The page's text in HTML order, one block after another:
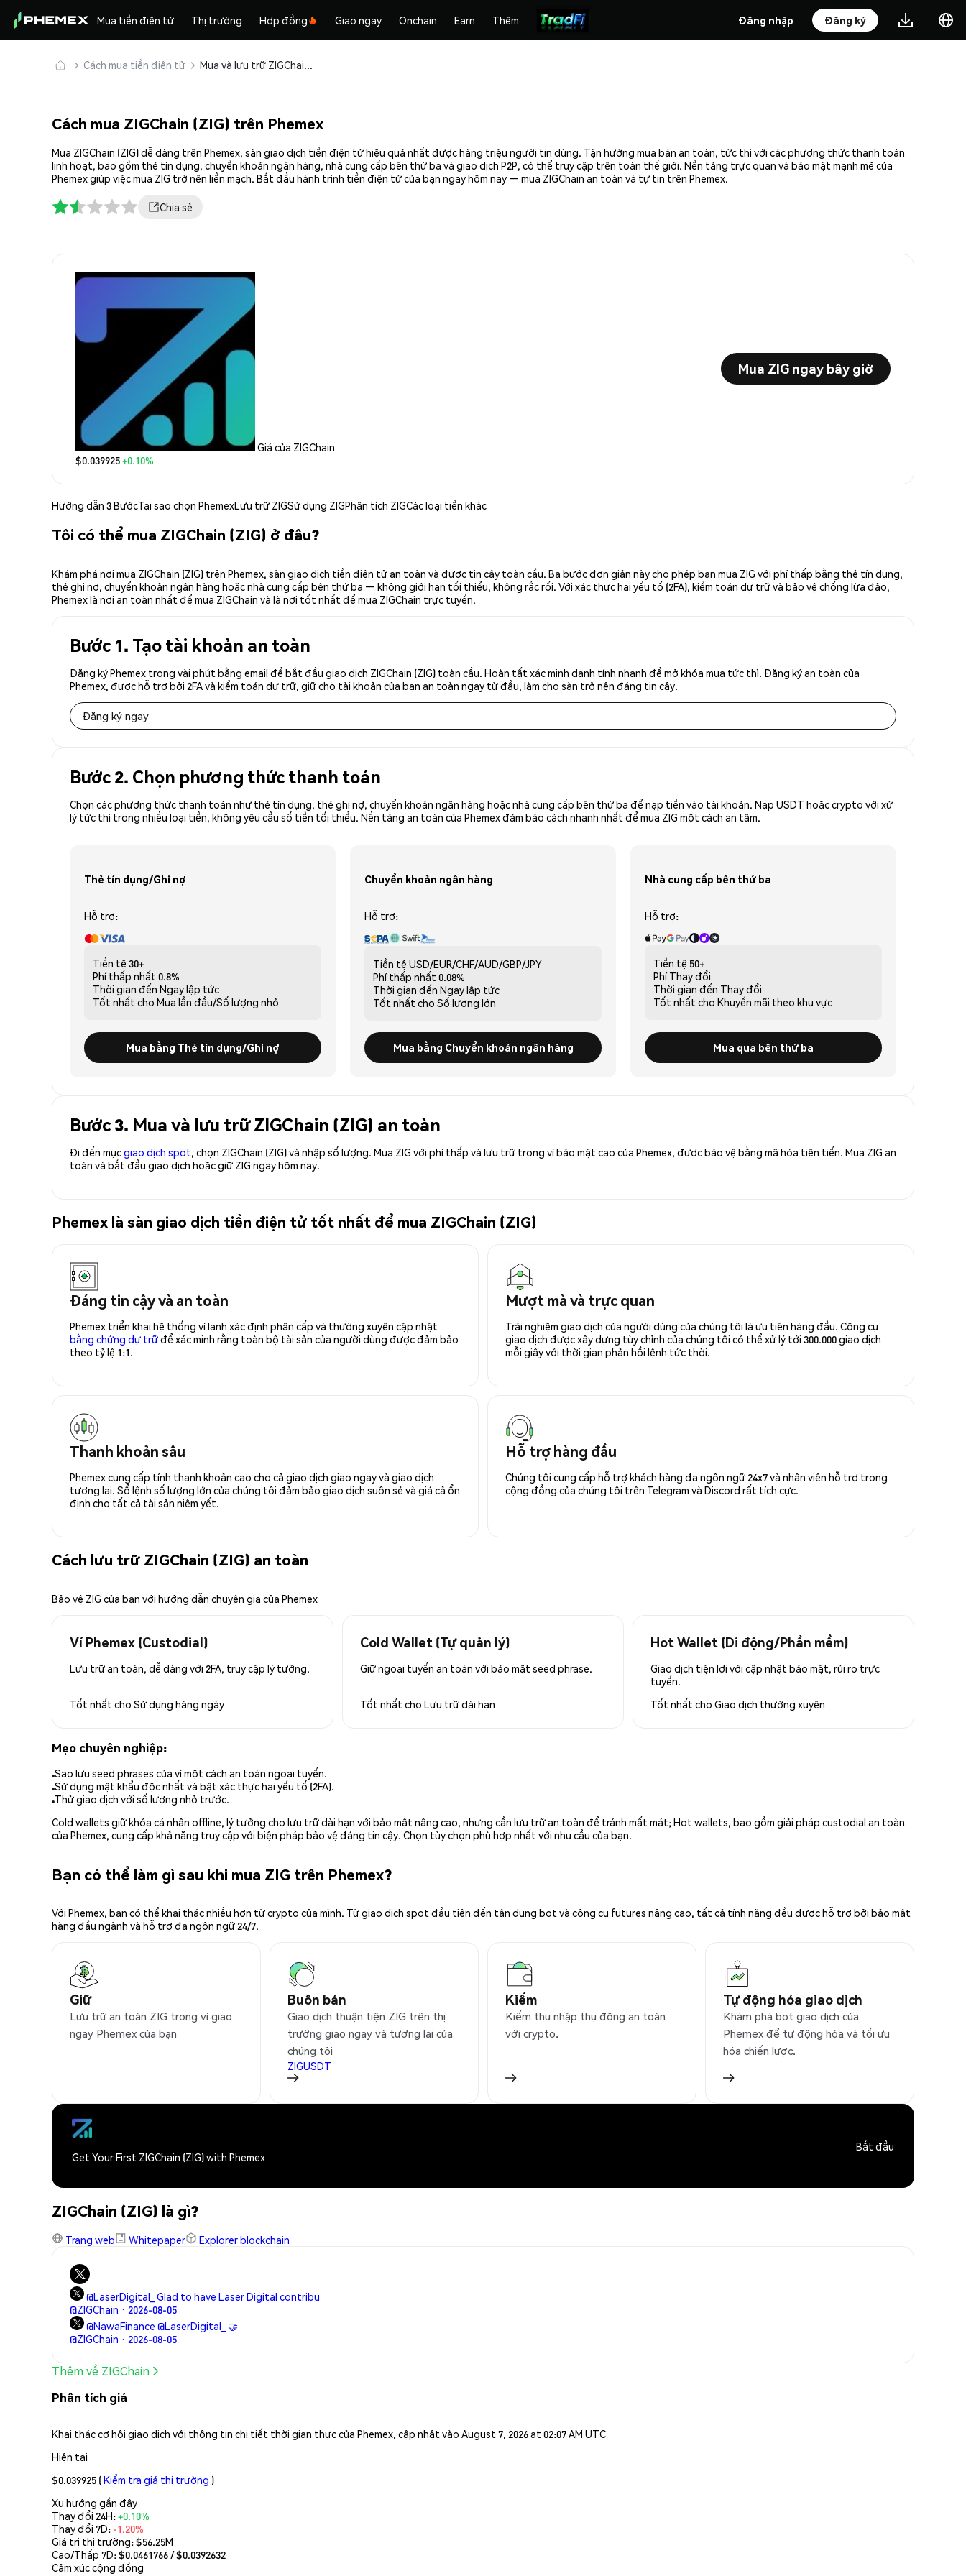
Mua tiền điện tử Thị trường Hợp đồng Giao ngay Onchain Earn Thêm Đăng nhập Đăng ký
Cách mua tiền điện tử Mua và lưu trữ ZIGChain (ZIG) an toàn
Cách mua ZIGChain (ZIG) trên Phemex
Mua ZIGChain (ZIG) dễ dàng trên Phemex, sàn giao dịch tiền điện tử hiệu quả nhất được hàng triệu người tin dùng. Tận hưởng mua bán an toàn, tức thì với các phương thức thanh toán
linh hoạt, bao gồm thẻ tín dụng, chuyển khoản ngân hàng, nhà cung cấp bên thứ ba và giao dịch P2P, có thể truy cập trên toàn thế giới. Nền tảng trực quan và bảo mật mạnh mẽ của
Phemex giúp việc mua ZIG trở nên liền mạch. Bắt đầu hành trình tiền điện tử của bạn ngay hôm nay — mua ZIGChain an toàn và tự tin trên Phemex.
Chia sẻ
Giá của ZIGChain
$0.039925+0.10%
Mua ZIG ngay bây giờ
Hướng dẫn 3 BướcTại sao chọn PhemexLưu trữ ZIGSử dụng ZIGPhân tích ZIGCác loại tiền khác
Tôi có thể mua ZIGChain (ZIG) ở đâu?
Khám phá nơi mua ZIGChain (ZIG) trên Phemex, sàn giao dịch tiền điện tử an toàn và được tin cậy toàn cầu. Ba bước đơn giản này cho phép bạn mua ZIG với phí thấp bằng thẻ tín dụng,
thẻ ghi nợ, chuyển khoản ngân hàng hoặc nhà cung cấp bên thứ ba — không giới hạn tối thiểu, không rắc rối. Với xác thực hai yếu tố (2FA), kiểm toán dự trữ và bảo vệ chống lừa đảo,
Phemex là nơi an toàn nhất để mua ZIGChain và là nơi tốt nhất để mua ZIGChain trực tuyến.
Bước 1. Tạo tài khoản an toàn
Đăng ký Phemex trong vài phút bằng email để bắt đầu giao dịch ZIGChain (ZIG) toàn cầu. Hoàn tất xác minh danh tính nhanh để mở khóa mua tức thì. Đăng ký an toàn của
Phemex, được hỗ trợ bởi 2FA và kiểm toán dự trữ, giữ cho tài khoản của bạn an toàn ngay từ đầu, làm cho sàn trở nên đáng tin cậy.
Đăng ký ngay
Bước 2. Chọn phương thức thanh toán
Chọn các phương thức thanh toán như thẻ tín dụng, thẻ ghi nợ, chuyển khoản ngân hàng hoặc nhà cung cấp bên thứ ba để nạp tiền vào tài khoản. Nạp USDT hoặc crypto với xử
lý tức thì trong nhiều loại tiền, không yêu cầu số tiền tối thiểu. Nền tảng an toàn của Phemex đảm bảo cách nhanh nhất để mua ZIG một cách an tâm.
Thẻ tín dụng/Ghi nợ
Hỗ trợ:
Tiền tệ 30+
Phí thấp nhất 0.8%
Thời gian đến Ngay lập tức
Tốt nhất cho Mua lần đầu/Số lượng nhỏ
Mua bằng Thẻ tín dụng/Ghi nợ
Chuyển khoản ngân hàng
Hỗ trợ:
Tiền tệ USD/EUR/CHF/AUD/GBP/JPY
Phí thấp nhất 0.08%
Thời gian đến Ngay lập tức
Tốt nhất cho Số lượng lớn
Mua bằng Chuyển khoản ngân hàng
Nhà cung cấp bên thứ ba
Hỗ trợ:
Tiền tệ 50+
Phí Thay đổi
Thời gian đến Thay đổi
Tốt nhất cho Khuyến mãi theo khu vực
Mua qua bên thứ ba
Bước 3. Mua và lưu trữ ZIGChain (ZIG) an toàn
Đi đến mụcgiao dịch spot, chọn ZIGChain (ZIG) và nhập số lượng. Mua ZIG với phí thấp và lưu trữ trong ví bảo mật cao của Phemex, được bảo vệ bằng mã hóa tiên tiến. Mua ZIG an
toàn và bắt đầu giao dịch hoặc giữ ZIG ngay hôm nay.
Phemex là sàn giao dịch tiền điện tử tốt nhất để mua ZIGChain (ZIG)
Đáng tin cậy và an toàn
Phemex triển khai hệ thống ví lạnh xác định phân cấp và thường xuyên cập nhật
bằng chứng dự trữđể xác minh rằng toàn bộ tài sản của người dùng được đảm bảo
theo tỷ lệ 1:1.
Mượt mà và trực quan
Trải nghiệm giao dịch của người dùng của chúng tôi là ưu tiên hàng đầu. Công cụ
giao dịch được xây dựng tùy chỉnh của chúng tôi có thể xử lý tới 300.000 giao dịch
mỗi giây với thời gian phản hồi lệnh tức thời.
Thanh khoản sâu
Phemex cung cấp tính thanh khoản cao cho cả giao dịch giao ngay và giao dịch
tương lai. Sổ lệnh số lượng lớn của chúng tôi đảm bảo giao dịch suôn sẻ và giá cả ổn
định cho tất cả tài sản niêm yết.
Hỗ trợ hàng đầu
Chúng tôi cung cấp hỗ trợ khách hàng đa ngôn ngữ 24x7 và nhân viên hỗ trợ trong
cộng đồng của chúng tôi trên Telegram và Discord rất tích cực.
Cách lưu trữ ZIGChain (ZIG) an toàn
Bảo vệ ZIG của bạn với hướng dẫn chuyên gia của Phemex
Ví Phemex (Custodial)
Lưu trữ an toàn, dễ dàng với 2FA, truy cập lý tưởng.
Tốt nhất cho Sử dụng hàng ngày
Cold Wallet (Tự quản lý)
Giữ ngoại tuyến an toàn với bảo mật seed phrase.
Tốt nhất cho Lưu trữ dài hạn
Hot Wallet (Di động/Phần mềm)
Giao dịch tiện lợi với cập nhật bảo mật, rủi ro trực
tuyến.
Tốt nhất cho Giao dịch thường xuyên
Mẹo chuyên nghiệp:
Sao lưu seed phrases của ví một cách an toàn ngoại tuyến.
Sử dụng mật khẩu độc nhất và bật xác thực hai yếu tố (2FA).
Thử giao dịch với số lượng nhỏ trước.
Cold wallets giữ khóa cá nhân offline, lý tưởng cho lưu trữ dài hạn với bảo mật nâng cao, nhưng cần lưu trữ an toàn để tránh mất mát; Hot wallets, bao gồm giải pháp custodial an toàn
của Phemex, cung cấp khả năng truy cập với biện pháp bảo vệ đáng tin cậy. Chọn tùy chọn phù hợp nhất với nhu cầu của bạn.
Bạn có thể làm gì sau khi mua ZIG trên Phemex?
Với Phemex, bạn có thể khai thác nhiều hơn từ crypto của mình. Từ giao dịch spot đầu tiên đến tận dụng bot và công cụ futures nâng cao, tất cả tính năng đều được hỗ trợ bởi bảo mật
hàng đầu ngành và hỗ trợ đa ngôn ngữ 24/7.
Giữ
Lưu trữ an toàn ZIG trong ví giao
ngay Phemex của bạn
Buôn bán
Giao dịch thuận tiện ZIG trên thị
trường giao ngay và tương lai của
chúng tôi
ZIGUSDT
Kiếm
Kiếm thu nhập thụ động an toàn
với crypto.
Tự động hóa giao dịch
Khám phá bot giao dịch của
Phemex để tự động hóa và tối ưu
hóa chiến lược.
Get Your First ZIGChain (ZIG) with Phemex
Bắt đầu
ZIGChain (ZIG) là gì?
Trang web Whitepaper Explorer blockchain
@LaserDigital_ Glad to have Laser Digital contribu
@ZIGChain · 2026-08-05
@NawaFinance @LaserDigital_ 🤝
@ZIGChain · 2026-08-05
Thêm về ZIGChain
Phân tích giá
Khai thác cơ hội giao dịch với thông tin chi tiết thời gian thực của Phemex, cập nhật vào August 7, 2026 at 02:07 AM UTC
Hiện tại
$0.039925 (Kiểm tra giá thị trường )
Xu hướng gần đây
Thay đổi 24H:+0.10%
Thay đổi 7D: -1.20%
Giá trị thị trường:$56.25M
Cao/Thấp 7D: $0.0461766/ $0.0392632
Cảm xúc cộng đồng